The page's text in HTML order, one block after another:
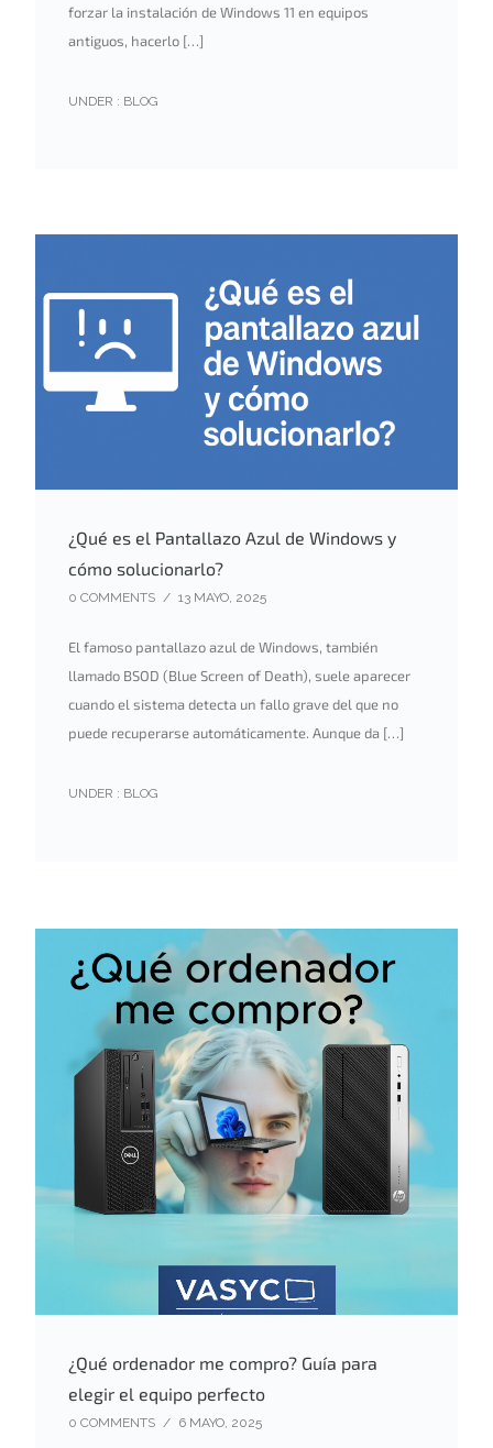
forzar la instalación de Windows 11 en equipos
antiguos, hacerlo […]
UNDER : BLOG
¿Qué es el Pantallazo Azul de Windows y
cómo solucionarlo?
0 COMMENTS / 13 MAYO, 2025
El famoso pantallazo azul de Windows, también
llamado BSOD (Blue Screen of Death), suele aparecer
cuando el sistema detecta un fallo grave del que no
puede recuperarse automáticamente. Aunque da […]
UNDER : BLOG
¿Qué ordenador me compro? Guía para
elegir el equipo perfecto
0 COMMENTS / 6 MAYO, 2025